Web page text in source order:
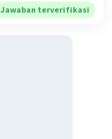
Jawaban terverifikasi